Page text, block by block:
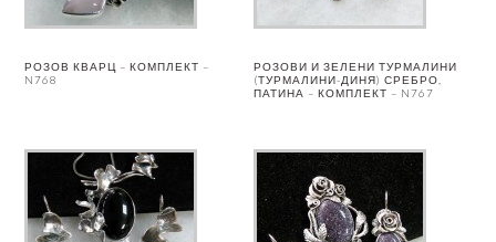
РОЗОВ КВАРЦ – КОМПЛЕКТ –
N768
РОЗОВИ И ЗЕЛЕНИ ТУРМАЛИНИ
(ТУРМАЛИНИ-ДИНЯ) СРЕБРО,
ПАТИНА – КОМПЛЕКТ – N767